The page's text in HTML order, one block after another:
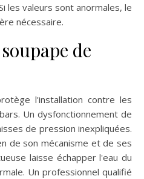
les valeurs sont anormales, le
nécessaire.
de
l'installation contre les
Un dysfonctionnement de
de pression inexpliquées.
de son mécanisme et de ses
laisse échapper l'eau du
Un professionnel qualifié